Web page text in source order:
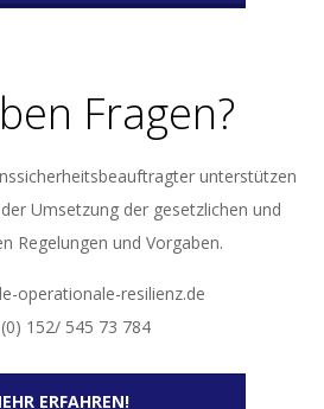
Fragen?
unterstützen
Umsetzung der gesetzlichen und
Regelungen und Vorgaben.
operationale-resilienz.de
152/ 545 73 784
ERFAHREN!